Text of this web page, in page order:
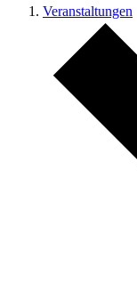
Veranstaltungen